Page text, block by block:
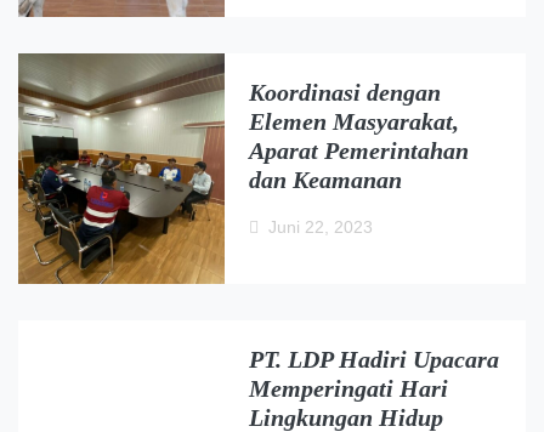
Koordinasi dengan
Elemen Masyarakat,
Aparat Pemerintahan
dan Keamanan
Juni 22, 2023
PT. LDP Hadiri Upacara
Memperingati Hari
Lingkungan Hidup